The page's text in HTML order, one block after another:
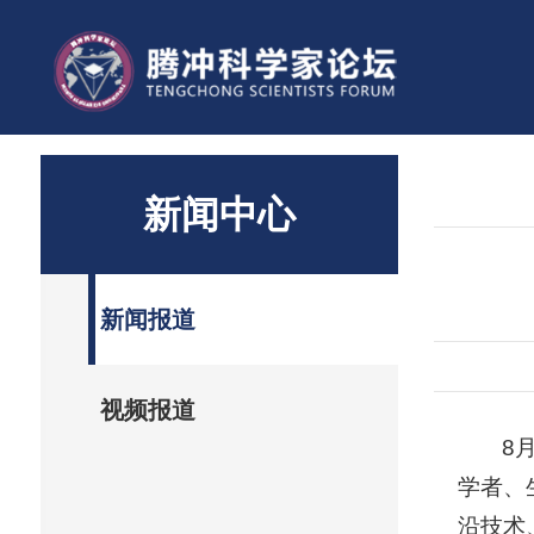
新闻中心
新闻报道
视频报道
8
学者、
沿技术